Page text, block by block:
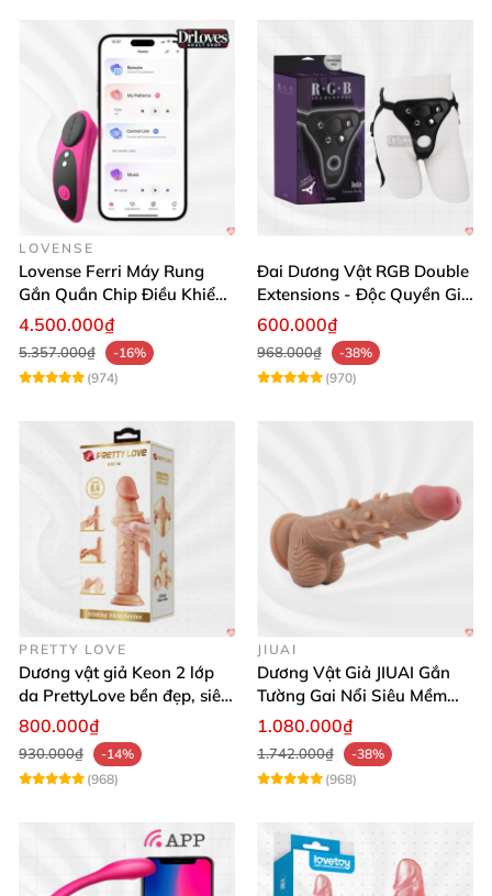
LOVENSE
Lovense Ferri Máy Rung
Gắn Quần Chip Điều Khiển
App Tăng Hưng Phấn
4.500.000₫
5.357.000₫
-16%
(974)
Đai Dương Vật RGB Double
Extensions - Độc Quyền Giá
Sốc
600.000₫
968.000₫
-38%
(970)
PRETTY LOVE
Dương vật giả Keon 2 lớp
da PrettyLove bền đẹp, siêu
mềm mại
800.000₫
930.000₫
-14%
(968)
JIUAI
Dương Vật Giả JIUAI Gắn
Tường Gai Nổi Siêu Mềm
Thoải Mái Mua Ngay
1.080.000₫
1.742.000₫
-38%
(968)